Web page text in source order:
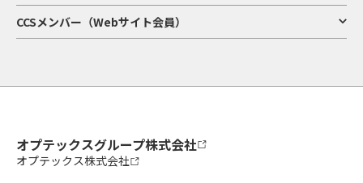
CCSメンバー（Webサイト会員）
オプテックスグループ株式会社
オプテックス株式会社